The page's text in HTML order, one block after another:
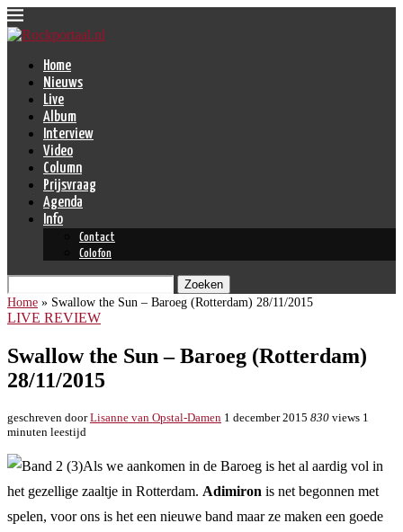
Home
Nieuws
Live
Album
Interview
Video
Column
Prijsvraag
Agenda
Info
Contact
Colofon
Zoeken
Home » Swallow the Sun – Baroeg (Rotterdam) 28/11/2015
LIVE REVIEW
Swallow the Sun – Baroeg (Rotterdam)
28/11/2015
geschreven doorLisanne van Opstal-Damen 1 december 2015 830 views 1
minuten leestijd
Als we aankomen in de Baroeg is het al aardig vol in
het gezellige zaaltje in Rotterdam. Adimiron is net begonnen met
spelen, voor ons is het een nieuwe band maar ze maken een goede